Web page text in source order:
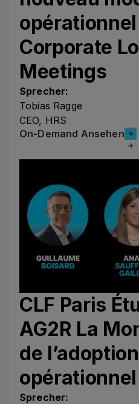
Corporate
Meetings
Sprecher:
Tobias Ragge
CEO, HRS
On-Demand
On-Demand Ansehen
CLF Paris
AG2R La
de
Sprecher: